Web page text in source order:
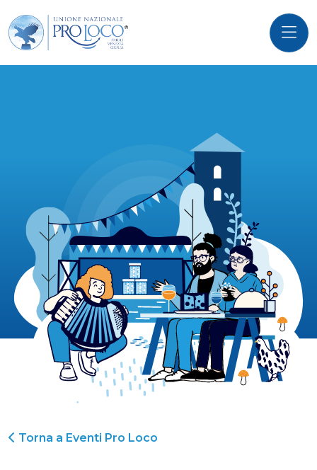
Torna a Eventi Pro Loco